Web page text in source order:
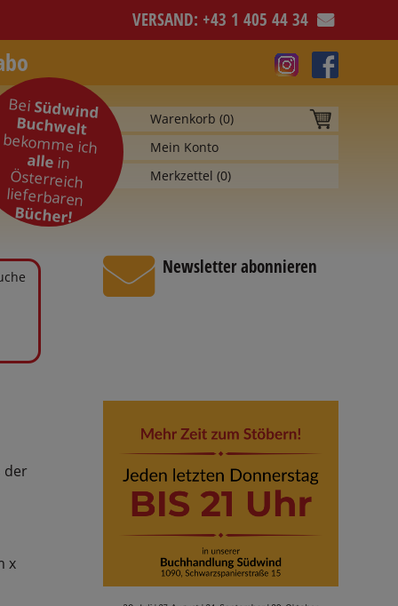
VERSAND: +43 1 405 44 34
BeiSüdwind
Buchwelt
bekomme ich
allein
Österreich
lieferbaren
Bücher!
Warenkorb (0)
Mein Konto
Merkzettel (0)
Newsletter abonnieren
der
x